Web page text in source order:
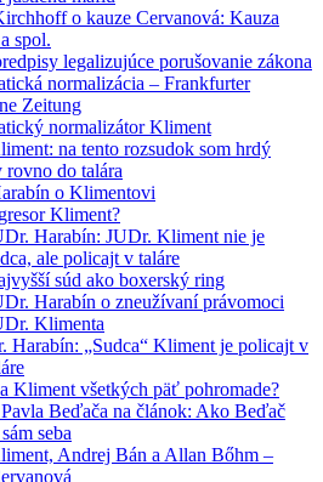
o kauze Cervanová: Kauza
spol.
legalizujúce porušovanie zákona
normalizácia – Frankfurter
Zeitung
normalizátor Kliment
na tento rozsudok som hrdý
rovno do talára
o Klimentovi
Kliment?
Harabín: JUDr. Kliment nie je
ale policajt v taláre
súd ako boxerský ring
Harabín o zneužívaní právomoci
Klimenta
Harabín: „Sudca“ Kliment je policajt v
Kliment všetkých päť pohromade?
Beďača na článok: Ako Beďač
seba
Andrej Bán a Allan Bőhm –